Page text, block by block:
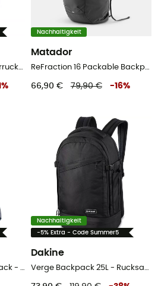
%
Nachhaltigkeit
Matador
66,90 € 79,90 € -16%
Nachhaltigkeit
-5% Extra - Code Summer5
Dakine